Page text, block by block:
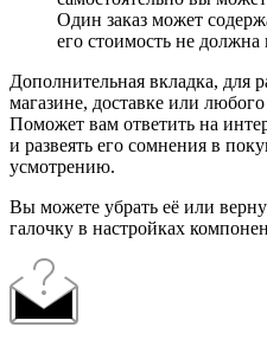
Один заказ может
его стоимость не
Дополнительная вкладка, для
магазине, доставке или
Поможет вам ответить на
и развеять его сомнения в
усмотрению.
Вы можете убрать её или
галочку в настройках